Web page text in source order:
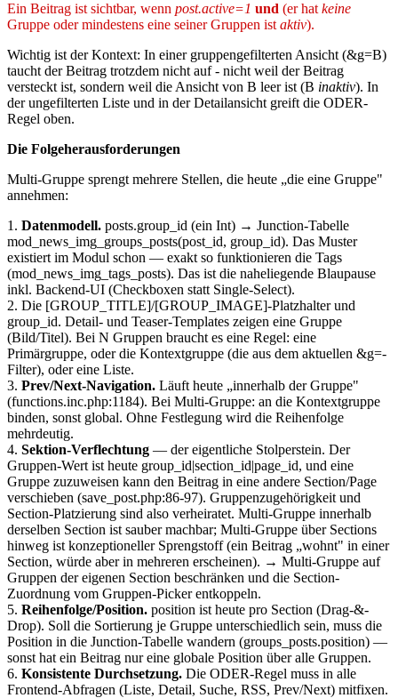
Ein Beitrag ist sichtbar, wenn post.active=1 und (er hat keine
Gruppe oder mindestens eine seiner Gruppen ist aktiv).
Wichtig ist der Kontext: In einer gruppengefilterten Ansicht (&g=B)
taucht der Beitrag trotzdem nicht auf - nicht weil der Beitrag
versteckt ist, sondern weil die Ansicht von B leer ist (B inaktiv). In
der ungefilterten Liste und in der Detailansicht greift die ODER-
Regel oben.
Die Folgeherausforderungen
Multi-Gruppe sprengt mehrere Stellen, die heute „die eine Gruppe"
annehmen:
1. Datenmodell. posts.group_id (ein Int) → Junction-Tabelle
mod_news_img_groups_posts(post_id, group_id). Das Muster
existiert im Modul schon — exakt so funktionieren die Tags
(mod_news_img_tags_posts). Das ist die naheliegende Blaupause
inkl. Backend-UI (Checkboxen statt Single-Select).
2. Die [GROUP_TITLE]/[GROUP_IMAGE]-Platzhalter und
group_id. Detail- und Teaser-Templates zeigen eine Gruppe
(Bild/Titel). Bei N Gruppen braucht es eine Regel: eine
Primärgruppe, oder die Kontextgruppe (die aus dem aktuellen &g=-
Filter), oder eine Liste.
3. Prev/Next-Navigation. Läuft heute „innerhalb der Gruppe"
(functions.inc.php:1184). Bei Multi-Gruppe: an die Kontextgruppe
binden, sonst global. Ohne Festlegung wird die Reihenfolge
mehrdeutig.
4. Sektion-Verflechtung — der eigentliche Stolperstein. Der
Gruppen-Wert ist heute group_id|section_id|page_id, und eine
Gruppe zuzuweisen kann den Beitrag in eine andere Section/Page
verschieben (save_post.php:86-97). Gruppenzugehörigkeit und
Section-Platzierung sind also verheiratet. Multi-Gruppe innerhalb
derselben Section ist sauber machbar; Multi-Gruppe über Sections
hinweg ist konzeptioneller Sprengstoff (ein Beitrag „wohnt" in einer
Section, würde aber in mehreren erscheinen). → Multi-Gruppe auf
Gruppen der eigenen Section beschränken und die Section-
Zuordnung vom Gruppen-Picker entkoppeln.
5. Reihenfolge/Position. position ist heute pro Section (Drag-&-
Drop). Soll die Sortierung je Gruppe unterschiedlich sein, muss die
Position in die Junction-Tabelle wandern (groups_posts.position) —
sonst hat ein Beitrag nur eine globale Position über alle Gruppen.
6. Konsistente Durchsetzung. Die ODER-Regel muss in alle
Frontend-Abfragen (Liste, Detail, Suche, RSS, Prev/Next) mitfixen.